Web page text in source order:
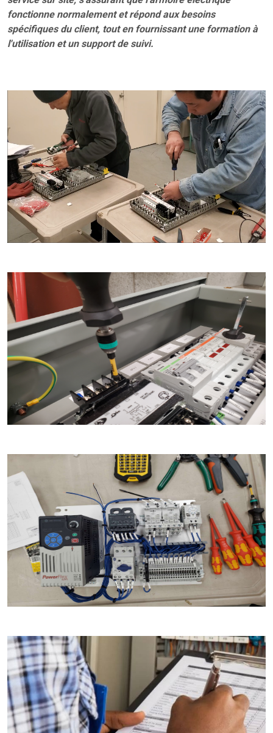
fonctionne normalement et répond aux besoins
spécifiques du client, tout en fournissant une formation à
l'utilisation et un support de suivi.